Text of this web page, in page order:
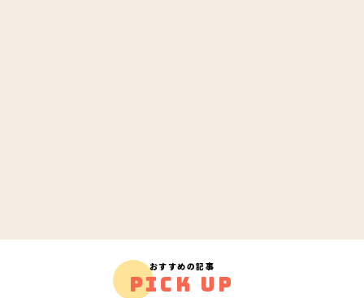
おすすめの記事
PICK UP